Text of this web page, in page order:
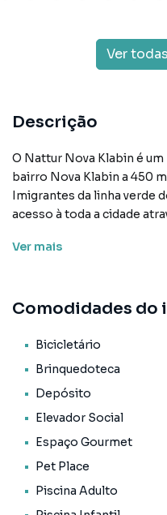
Ver
Descrição
O Nattur Nova Klabin é
bairro Nova Klabin a 450
Imigrantes da linha verde
acesso à toda a cidade
Paulo e próximo as ruas
alteração sem aviso prévio.
Características:
• Academia
• Brinquedoteca
• Coworking
• Depósito
• Espaço gourmet
• Pet place
Ver mais
Comodidades do
Bicicletário
Brinquedoteca
Depósito
Elevador Social
Espaço Gourmet
Pet Place
Piscina Adulto